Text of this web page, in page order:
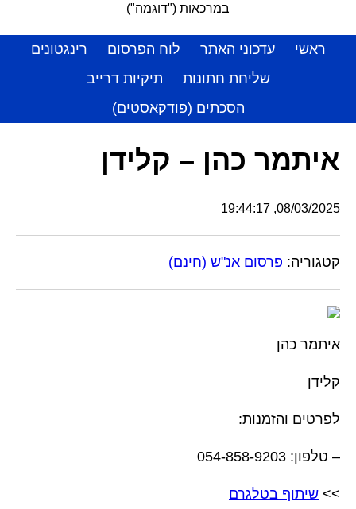
במרכאות ("דוגמה")
ראשי עדכוני האתר לוח הפרסום
רינגטונים
שליחת חתונות
תיקיות דרייב
הסכתים (פודקאסטים)
איתמר כהן – קלידן
08/03/2025, 19:44:17
קטגוריה: פרסום אנ"ש (חינם)
איתמר כהן
קלידן
לפרטים והזמנות:
– טלפון: 054-858-9203
>> שיתוף בטלגרם